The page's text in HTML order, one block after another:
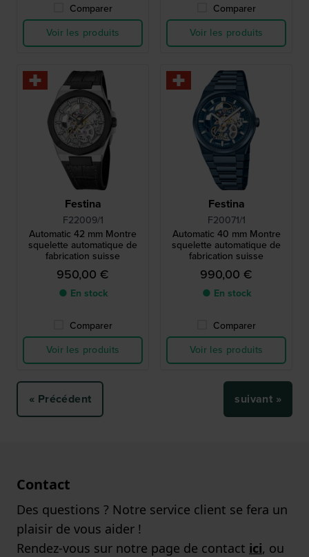
Comparer
Voir les produits
Comparer
Voir les produits
Festina
F22009/1
Automatic 42 mm Montre
squelette automatique de
fabrication suisse
950,00 €
● En stock
Comparer
Voir les produits
Festina
F20071/1
Automatic 40 mm Montre
squelette automatique de
fabrication suisse
990,00 €
● En stock
Comparer
Voir les produits
« Précédent suivant »
Contact
Des questions ? Notre service client se fera un
plaisir de vous aider !
Rendez-vous sur notre page de contact ici, ou